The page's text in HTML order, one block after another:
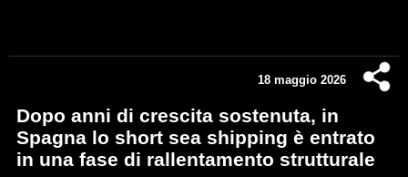
18 maggio 2026
Dopo anni di crescita sostenuta, in
Spagna lo short sea shipping è entrato
in una fase di rallentamento strutturale